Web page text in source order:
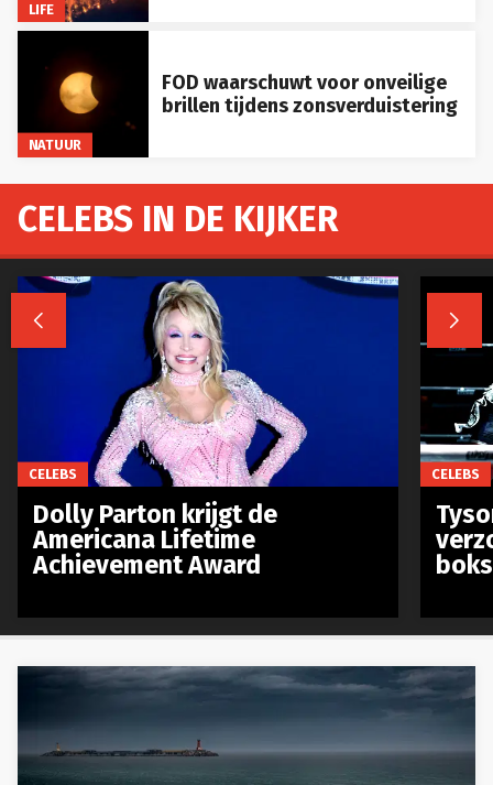
LIFE
NATUUR
FOD waarschuwt voor onveilige
brillen tijdens zonsverduistering
CELEBS IN DE KIJKER
 
CELEBS
Dolly Parton krijgt de
Americana Lifetime
Achievement Award
CELEBS